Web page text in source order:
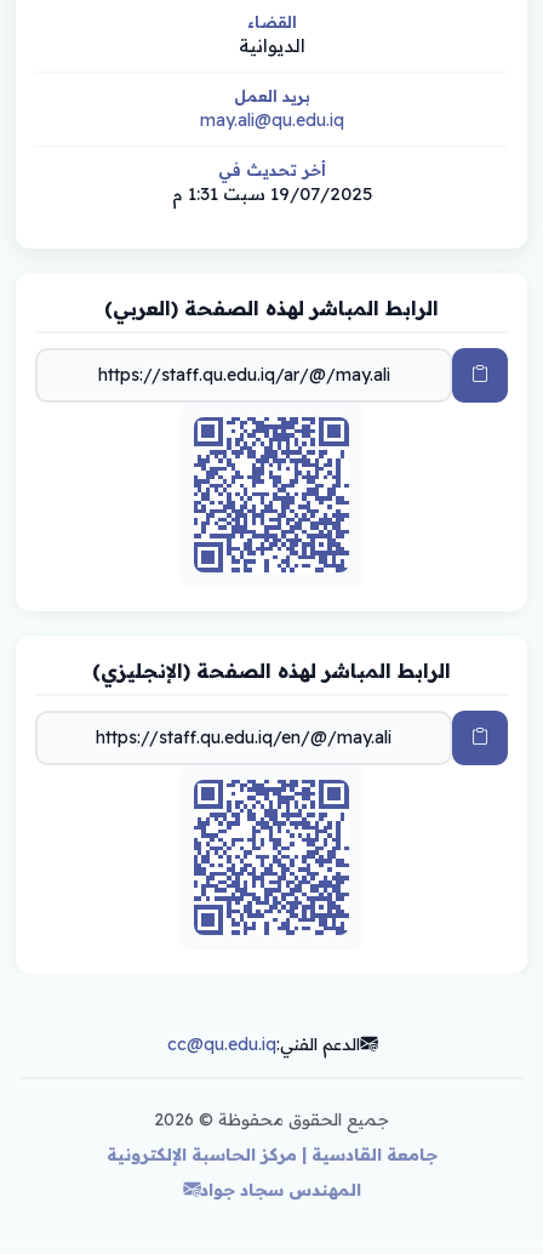
القضاء
الديوانية
بريد العمل
may.ali@qu.edu.iq
أخر تحديث في
19/07/2025 سبت 1:31 م
الرابط المباشر لهذه الصفحة (العربي)
الرابط المباشر لهذه الصفحة (الإنجليزي)
الدعم الفني:cc@qu.edu.iq
جميع الحقوق محفوظة © 2026
جامعة القادسية | مركز الحاسبة الإلكترونية
المهندس سجاد جواد